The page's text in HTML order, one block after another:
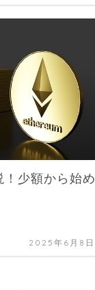
少額から始め
2025年6月8日